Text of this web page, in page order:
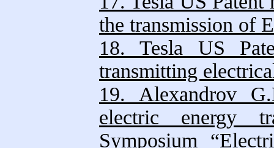
the transmission of
18. Tesla US
transmitting
19. Alexandrov
electric energy
Symposium